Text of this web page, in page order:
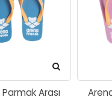
Arası